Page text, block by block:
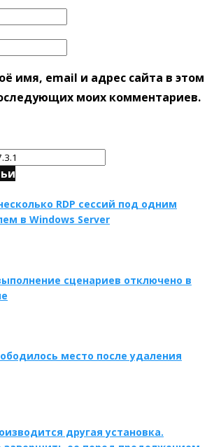
имя, email и адрес сайта в этом
моих комментариев.
RDP сессий под одним
в Windows Server
сценариев отключено в
место после удаления
другая установка.